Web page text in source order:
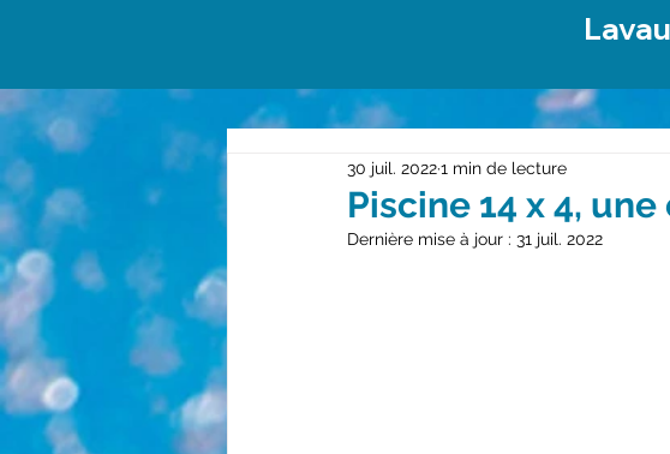
Piscine 14 x 4,
30 juil. 20221 min de lecture
Dernière mise à jour : 31 juil. 2022